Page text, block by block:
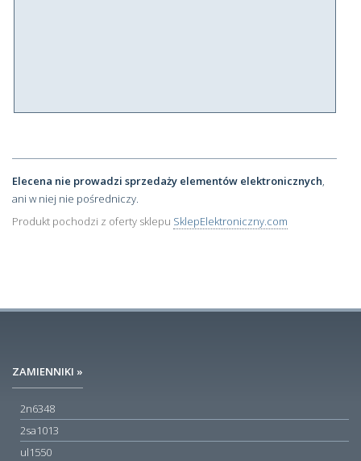
Elecena nie prowadzi sprzedaży elementów elektronicznych
ani w niej nie pośredniczy.
Produkt pochodzi z oferty sklepu SklepElektroniczny.com
ZAMIENNIKI »
2n6348
2sa1013
ul1550